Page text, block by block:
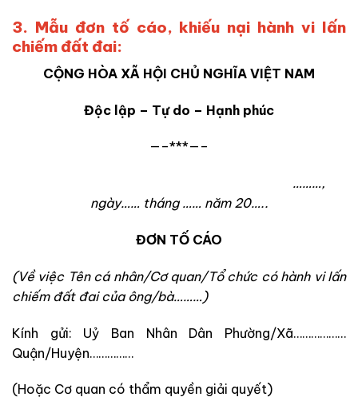
3. Mẫu đơn tố cáo, khiếu nại hành vi lấn
chiếm đất đai:
CỘNG HÒA XÃ HỘI CHỦ NGHĨA VIỆT NAM
Độc lập – Tự do – Hạnh phúc
—–***—–
………,
ngày…… tháng …… năm 20…..
ĐƠN TỐ CÁO
(Về việc Tên cá nhân/Cơ quan/Tổ chức có hành vi lấn
chiếm đất đai của ông/bà………)
Kính gửi: Uỷ Ban Nhân Dân Phường/Xã………………
Quận/Huyện……………
(Hoặc Cơ quan có thẩm quyền giải quyết)